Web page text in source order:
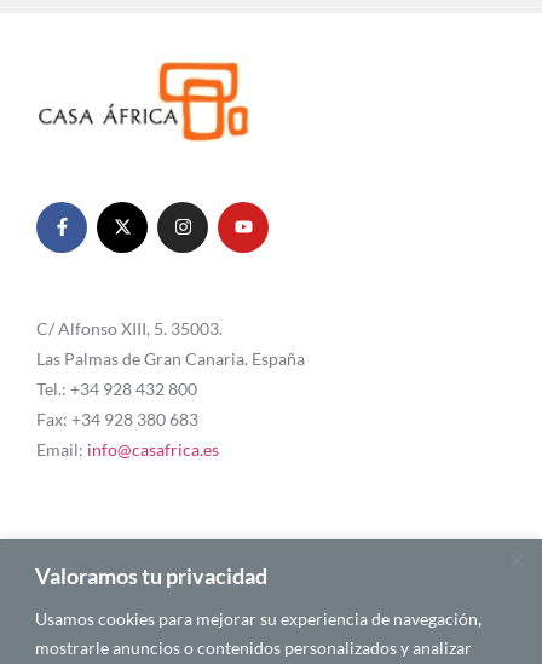
Valoramos tu privacidad
Usamos cookies para mejorar su experiencia de navegación,
mostrarle anuncios o contenidos personalizados y analizar
C/ Alfonso XIII, 5. 35003.
Las Palmas de Gran Canaria. España
Tel.: +34 928 432 800
Fax: +34 928 380 683
Email: info@casafrica.es
Blog
Quiénes somos